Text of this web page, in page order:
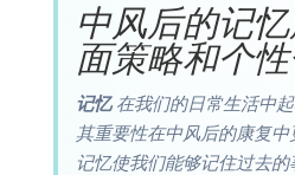
中风后的记
面策略和个
记忆在我们的日常生活中
其重要性在中风后的康复中
记忆使我们能够记住过去